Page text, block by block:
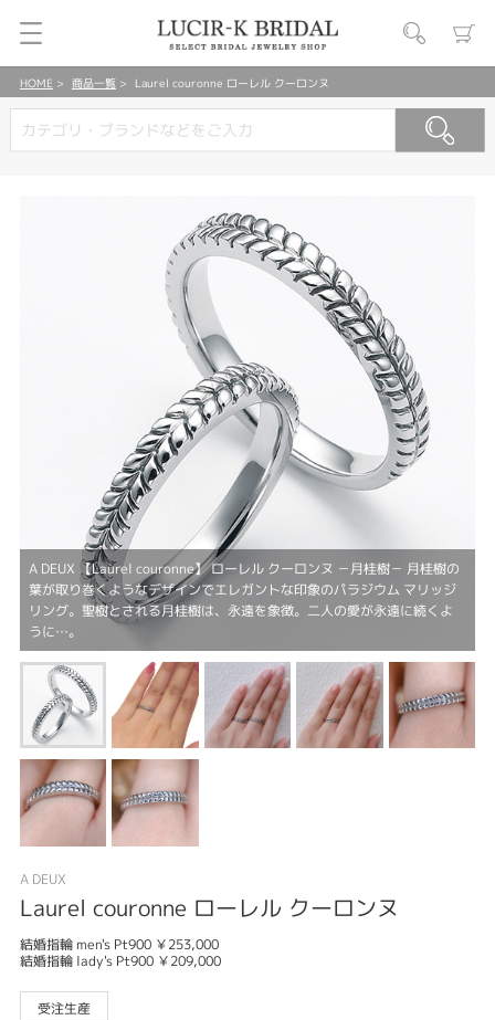
HOME 商品一覧 Laurel couronne ローレル クーロンヌ
A DEUX 【Laurel couronne】 ローレル クーロンヌ －月桂樹－ 月桂樹の
葉が取り巻くようなデザインでエレガントな印象のパラジウム マリッジ
リング。聖樹とされる月桂樹は、永遠を象徴。二人の愛が永遠に続くよ
うに…。
A DEUX
Laurel couronne ローレル クーロンヌ
結婚指輪 men's Pt900 ￥253,000
結婚指輪 lady's Pt900 ￥209,000
受注生産